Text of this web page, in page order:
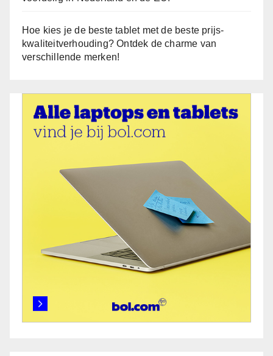
Hoe kies je de beste tablet met de beste prijs-
kwaliteitverhouding? Ontdek de charme van
verschillende merken!